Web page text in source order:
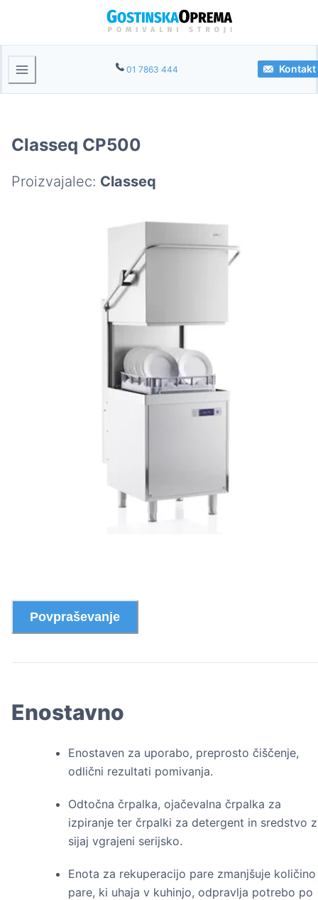
01 7863 444 Kontakt
Classeq CP500
Proizvajalec: Classeq
Povpraševanje
Enostavno
Enostaven za uporabo, preprosto čiščenje,
odlični rezultati pomivanja.
Odtočna črpalka, ojačevalna črpalka za
izpiranje ter črpalki za detergent in sredstvo
sijaj vgrajeni serijsko.
Enota za rekuperacijo pare zmanjšuje količino
pare, ki uhaja v kuhinjo, odpravlja potrebo po